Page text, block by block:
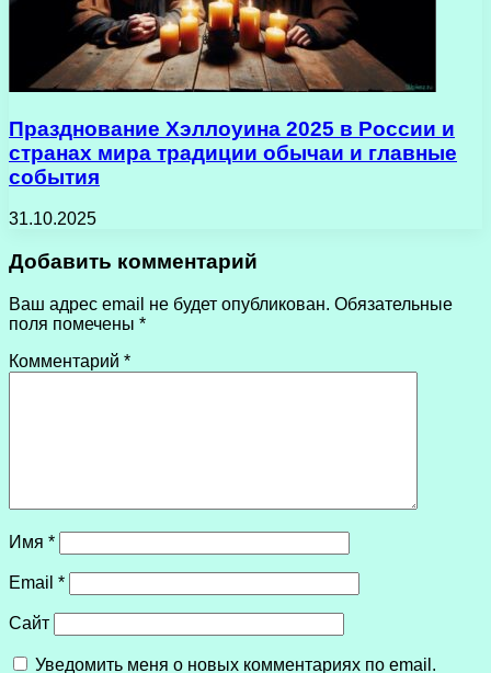
Празднование Хэллоуина 2025 в России и
странах мира традиции обычаи и главные
события
31.10.2025
Добавить комментарий
Ваш адрес email не будет опубликован. Обязательные
поля помечены *
Комментарий *
Имя *
Email *
Сайт
Уведомить меня о новых комментариях по email.